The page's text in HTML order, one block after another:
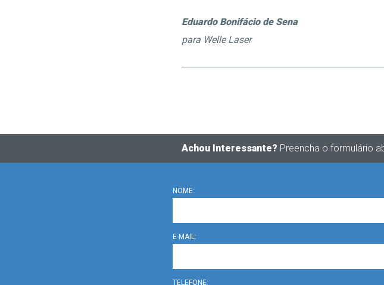
Eduardo Bonifácio de Sena
para Welle Laser
Achou Interessante? Preencha o formulário
NOME:
E-MAIL:
TELEFONE: